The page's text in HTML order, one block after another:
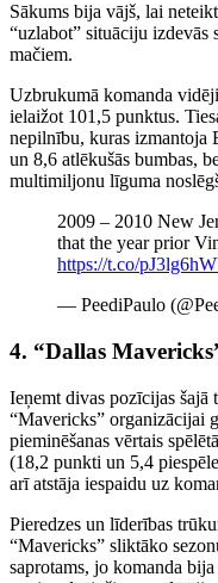
Sākums bija vājš, lai
“uzlabot” situāciju izdevās
mačiem.
Uzbrukumā komanda
ielaižot 101,5 punktus.
nepilnību, kuras izmantoja
un 8,6 atlēkušās bumbas,
multimiljonu līguma
2009 – 2010 New
that the year prior
https://t.co/
— PeediPaulo
4. “Dallas
Ieņemt divas pozīcijas šajā
“Mavericks” organizācijai
pieminēšanas vērtais
(18,2 punkti un 5,4
arī atstāja iespaidu uz
Pieredzes un līderības
“Mavericks” sliktāko
saprotams, jo komanda